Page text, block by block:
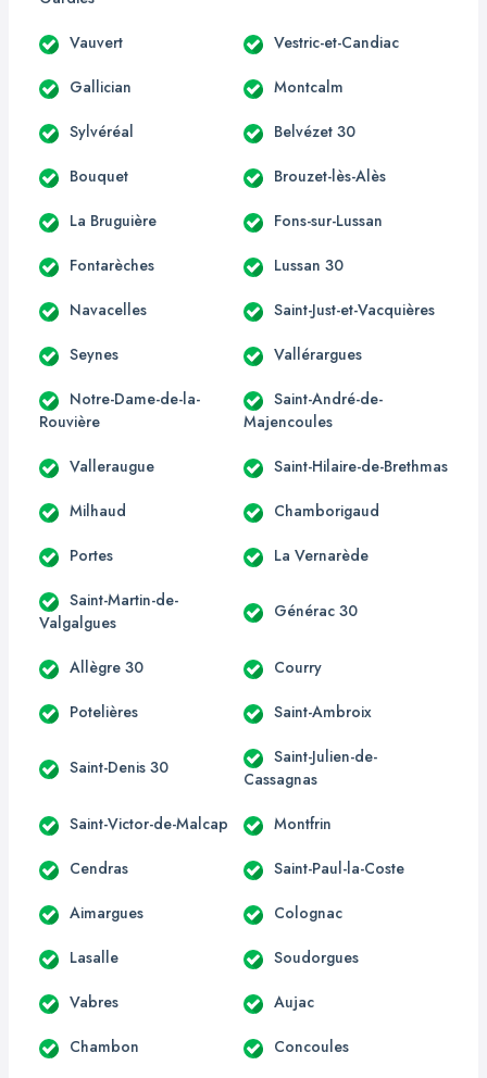
Vauvert Vestric-et-Candiac
Gallician Montcalm
Sylvéréal Belvézet 30
Bouquet Brouzet-lès-Alès
La Bruguière Fons-sur-Lussan
Fontarèches Lussan 30
Navacelles Saint-Just-et-Vacquières
Seynes Vallérargues
Notre-Dame-de-la-
Rouvière
Saint-André-de-
Majencoules
Valleraugue Saint-Hilaire-de-Brethmas
Milhaud Chamborigaud
Portes La Vernarède
Saint-Martin-de-
Valgalgues
Générac 30
Allègre 30 Courry
Potelières Saint-Ambroix
Saint-Denis 30
Saint-Julien-de-
Cassagnas
Saint-Victor-de-Malcap Montfrin
Cendras Saint-Paul-la-Coste
Aimargues Colognac
Lasalle Soudorgues
Vabres Aujac
Chambon Concoules